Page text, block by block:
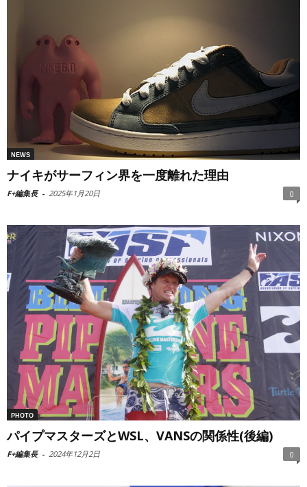
NEWS
ナイキがサーフィン界を一度離れた理由
F+編集長 - 2025年1月20日 0
PHOTO
パイプマスターズとWSL、VANSの関係性(後編)
F+編集長 - 2024年12月2日 0